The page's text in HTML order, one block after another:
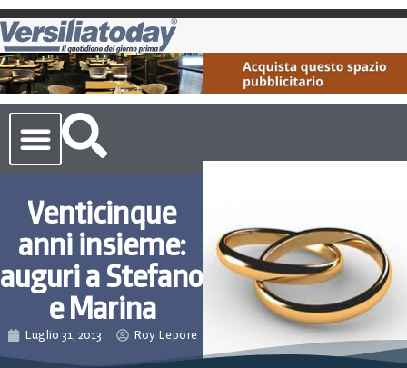
Venticinque
anni insieme:
auguri a Stefano
e Marina
Luglio 31, 2013 Roy Lepore